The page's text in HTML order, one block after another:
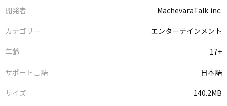
開発者 MachevaraTalk inc.
カテゴリー エンターテインメント
年齢 17+
サポート言語 日本語
サイズ 140.2MB